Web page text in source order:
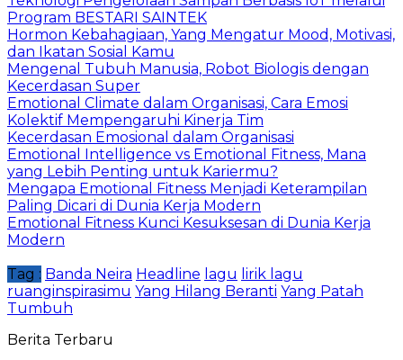
Program BESTARI SAINTEK
Hormon Kebahagiaan, Yang Mengatur Mood, Motivasi,
dan Ikatan Sosial Kamu
Mengenal Tubuh Manusia, Robot Biologis dengan
Kecerdasan Super
Emotional Climate dalam Organisasi, Cara Emosi
Kolektif Mempengaruhi Kinerja Tim
Kecerdasan Emosional dalam Organisasi
Emotional Intelligence vs Emotional Fitness, Mana
yang Lebih Penting untuk Kariermu?
Mengapa Emotional Fitness Menjadi Keterampilan
Paling Dicari di Dunia Kerja Modern
Emotional Fitness Kunci Kesuksesan di Dunia Kerja
Modern
Tag : Banda Neira Headline lagu lirik lagu
ruanginspirasimu Yang Hilang Beranti Yang Patah
Tumbuh
Berita Terbaru